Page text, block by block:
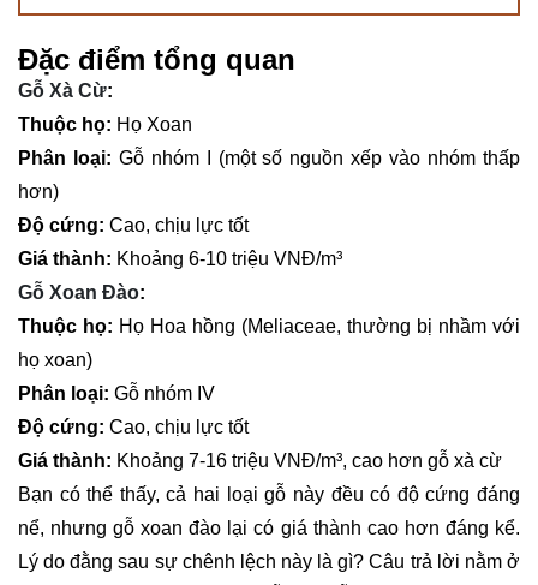
Đặc điểm tổng quan
Gỗ Xà Cừ:
Thuộc họ: Họ Xoan
Phân loại: Gỗ nhóm I (một số nguồn xếp vào nhóm thấp
hơn)
Độ cứng: Cao, chịu lực tốt
Giá thành: Khoảng 6-10 triệu VNĐ/m³
Gỗ Xoan Đào:
Thuộc họ: Họ Hoa hồng (Meliaceae, thường bị nhầm với
họ xoan)
Phân loại: Gỗ nhóm IV
Độ cứng: Cao, chịu lực tốt
Giá thành: Khoảng 7-16 triệu VNĐ/m³, cao hơn gỗ xà cừ
Bạn có thể thấy, cả hai loại gỗ này đều có độ cứng đáng
nể, nhưng gỗ xoan đào lại có giá thành cao hơn đáng kể.
Lý do đằng sau sự chênh lệch này là gì? Câu trả lời nằm ở